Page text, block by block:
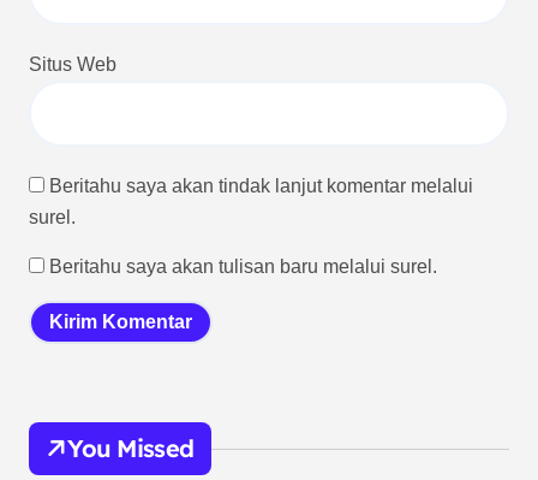
Situs Web
Beritahu saya akan tindak lanjut komentar melalui
surel.
Beritahu saya akan tulisan baru melalui surel.
You Missed